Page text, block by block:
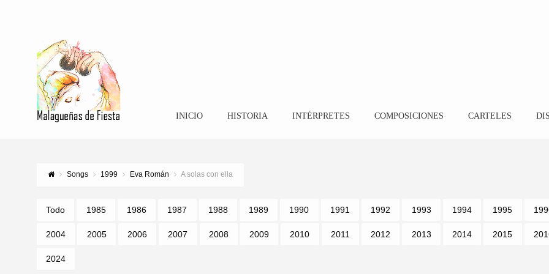
INICIO HISTORIA INTÉRPRETES COMPOSICIONES CARTELES
Songs 1999 Eva Román A solas con ella
Todo 1985 1986 1987 1988 1989 1990 1991 1992 1993 1994 1995
2004 2005 2006 2007 2008 2009 2010 2011 2012 2013 2014 2015
2024